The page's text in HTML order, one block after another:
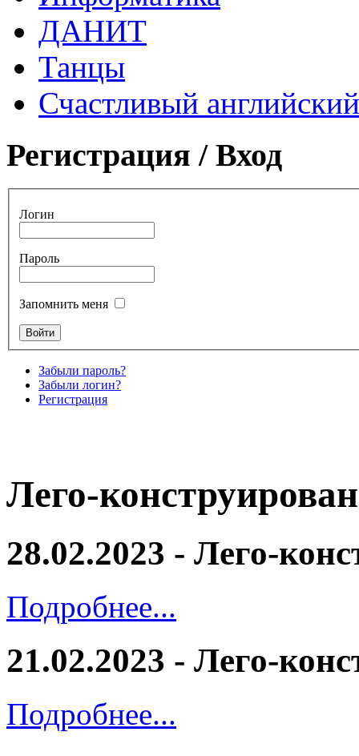
ДАНИТ
Танцы
Счастливый английский
Регистрация / Вход
Логин
Пароль
Запомнить меня
Забыли пароль?
Забыли логин?
Регистрация
Лего-
28.02.2023 - Лего-
Подробнее...
21.02.2023 - Лего-
Подробнее...